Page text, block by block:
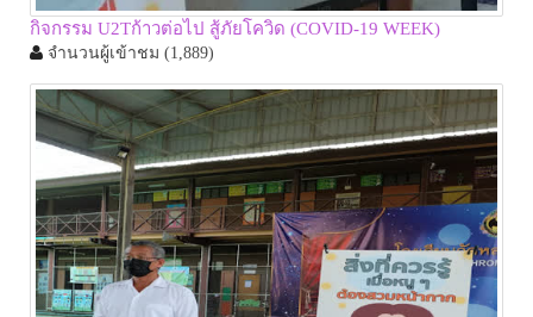
กิจกรรม U2Tก้าวต่อไป สู้ภัยโควิด (COVID-19 WEEK)
จำนวนผู้เข้าชม (1,889)